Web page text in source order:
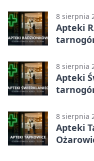
8 sierpnia
Apteki
8 sierpnia
Apteki
8 sierpnia
Apteki